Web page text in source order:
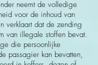
neemt de volledige
voor de inhoud van
verklaart dat de zending
van illegale stoffen bevat.
die persoonlijke
passagier kan bevatten,